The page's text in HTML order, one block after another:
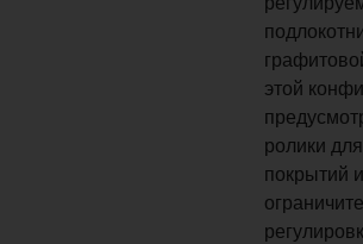
этой
ролики
покрытий и